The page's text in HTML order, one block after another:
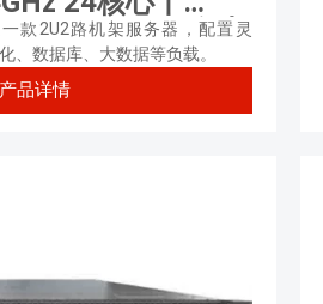
SAS硬盘丨
阵列卡丨550W双
款2U2路机架服务器，配置灵
、数据库、大数据等负载。
品详情